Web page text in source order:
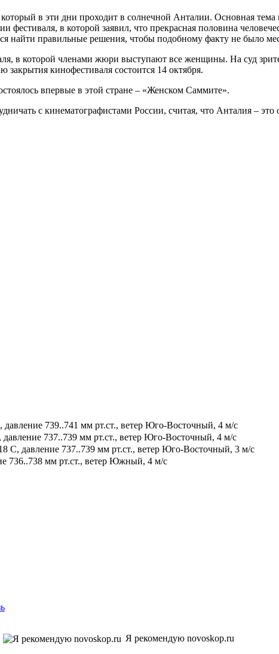
который в эти дни проходит в солнечной Анталии. Основная
в которой заявил, что прекрасная половина
найти правильные решения, чтобы подобному факту не было
в которой членами жюри выступают все женщины. На суд
кинофестиваля состоится 14 октября.
впервые в этой стране – «Женском Саммите».
с кинематографистами России, считая, что Анталия – это
давление 739..741 мм рт.ст., ветер Юго-Восточный, 4 м/с
давление 737..739 мм рт.ст., ветер Юго-Восточный, 4 м/с
С, давление 737..739 мм рт.ст., ветер Юго-Восточный, 3 м/с
736..738 мм рт.ст., ветер Южный, 4 м/с
Я рекомендую novoskop.ru